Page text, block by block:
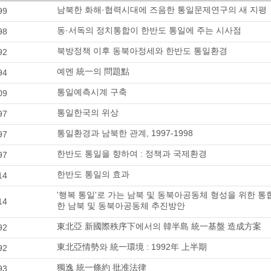
남북한 화해·협력시대에 즈음한 통일문제연구의 새 지평
동·서독의 정치통합이 한반도 통일에 주는 시사점
북방정책 이후 동북아정세와 한반도 통일환경
예멘 統一의 問題點
통일예측시계 구축
통일한국의 위상
통일환경과 남북한 관계, 1997-1998
한반도 통일을 향하여 : 정책과 국제환경
한반도 통일의 효과
'행복 통일'로 가는 남북 및 동북아공동체 형성을 위한 통
한 남북 및 동북아공동체 추진방안
東北亞 新國際秩序下에서의 韓半島 統一基盤 造成方案
東北亞情勢와 統一環境 : 1992年 上半期
獨逸 統一條約 批准法律